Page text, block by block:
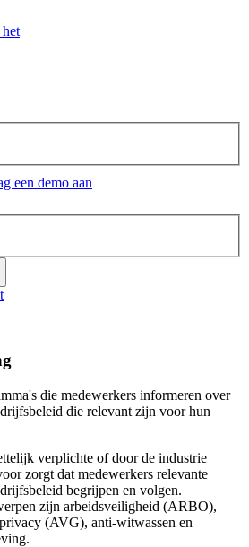
een demo aan
die medewerkers informeren over
die relevant zijn voor hun
verplichte of door de industrie
zorgt dat medewerkers relevante
begrijpen en volgen.
zijn arbeidsveiligheid (ARBO),
(AVG), anti-witwassen en